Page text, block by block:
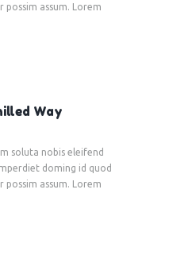
assum. Lorem
Way
soluta nobis eleifend
doming id quod
assum. Lorem